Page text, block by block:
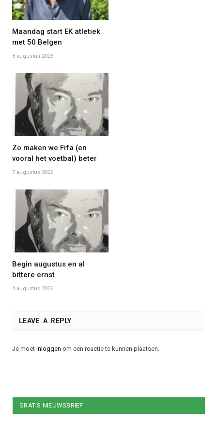
Maandag start EK atletiek
met 50 Belgen
8 augustus 2026
Zo maken we Fifa (en
vooral het voetbal) beter
7 augustus 2026
Begin augustus en al
bittere ernst
4 augustus 2026
LEAVE A REPLY
Je moet inloggen om een reactie te kunnen plaatsen.
GRATIS NIEUWSBRIEF